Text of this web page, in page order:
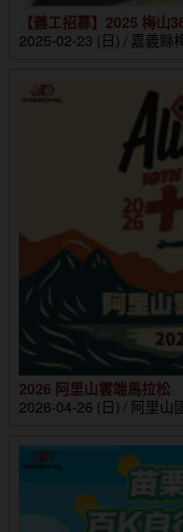
【義工招募】2025 梅山
2025-02-23 (日) / 嘉義縣
2026 阿里山雲端馬拉松
2026-04-26 (日) / 阿里山